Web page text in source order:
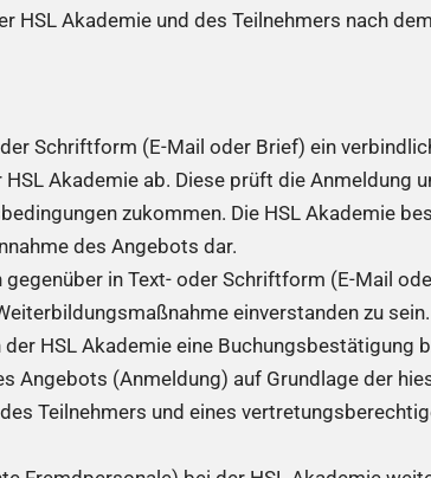
HSL Akademie und des Teilnehmers nach
Schriftform (E-Mail oder Brief) ein
Akademie ab. Diese prüft die Anmeldung
zukommen. Die HSL Akademie
des Angebots dar.
in Text- oder Schriftform (E-Mail
einverstanden zu
HSL Akademie eine Buchungsbestätigung
Angebots (Anmeldung) auf Grundlage der
Teilnehmers und eines